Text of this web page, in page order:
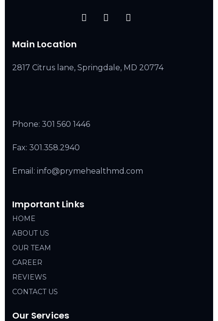
Main Location
2817 Citrus lane, Springdale, MD 20774
Phone: 301 560 1446
Fax: 301.358.2940
Email: info@prymehealthmd.com
Important Links
HOME
ABOUT US
OUR TEAM
CAREER
REVIEWS
CONTACT US
Our Services